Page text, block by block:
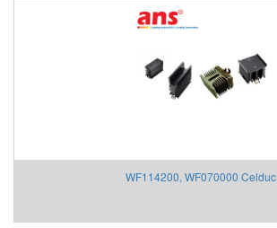
WF114200, WF070000 Celduc